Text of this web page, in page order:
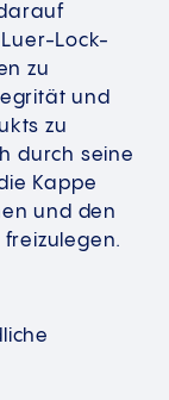
Lock-
zu
und
zu
durch seine
Kappe
und den
freizulegen.